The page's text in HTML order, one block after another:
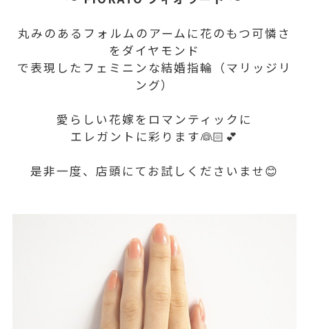
丸みのあるフォルムのアームに花のもつ可憐さ
をダイヤモンド
で表現したフェミニンな結婚指輪（マリッジリ
ング）
愛らしい花嫁をロマンティックに
エレガントに彩ります👰🏻💕
是非一度、店頭にてお試しくださいませ😊